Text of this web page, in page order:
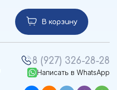
В корзину
8 (927) 326-28-28
Написать в WhatsApp